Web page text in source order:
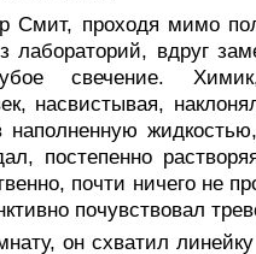
Смит, проходя мимо
лабораторий, вдруг
свечение.
насвистывая,
наполненную
постепенно
почти ничего не
почувствовал
он схватил